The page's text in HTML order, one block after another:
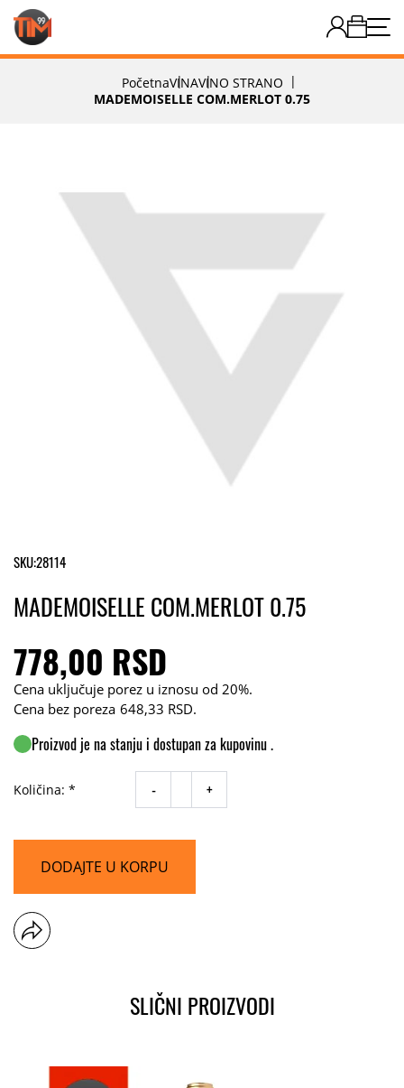
PočetnaVINAVINO STRANO
MADEMOISELLE COM.MERLOT 0.75
SKU:28114
MADEMOISELLE COM.MERLOT 0.75
778,00 RSD
Cena uključuje porez u iznosu od 20%.
Cena bez poreza 648,33 RSD.
Proizvod je na stanju i dostupan za kupovinu .
Količina: * - +
DODAJTE U KORPU
SLIČNI PROIZVODI